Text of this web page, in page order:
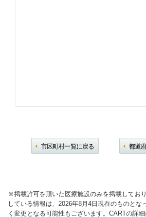
市区町村一覧に戻る 都道
※掲載許可を頂いた医療施設のみを掲載してお
している情報は、2026年8月4日現在のものとな
く変更となる可能性もございます。CARTの詳